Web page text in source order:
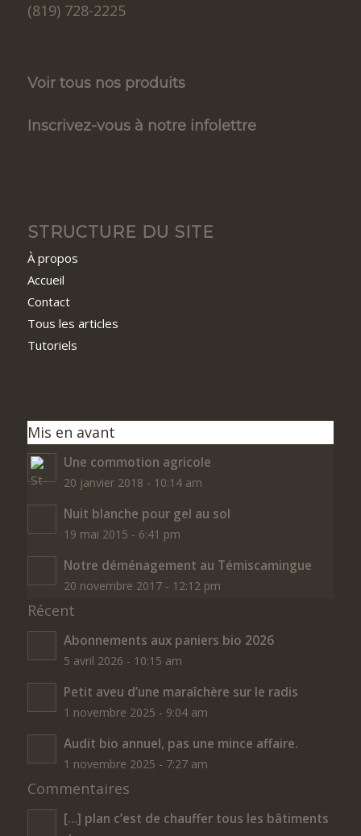
(819) 728-2225
Voir tous nos produits
Inscrivez-vous à notre infolettre
STRUCTURE DU SITE
À propos
Accueil
Contact
Tous les articles
Tutoriels
Mis en avant
Une commotion agricole
20 janvier 2018 - 10:14 am
Nuit blanche pour gel au sol
19 mai 2015 - 6:41 pm
Notre déménagement au Témiscamingue
20 novembre 2017 - 12:12 pm
Récent
Abonnements aux paniers bio 2026
5 avril 2026 - 10:15 am
Petit aveu d’une maraîchère sur le radis
1 novembre 2025 - 9:04 am
Audit bio annuel, pas une mince affaire.
1 novembre 2025 - 7:27 am
Commentaires
[…] plan c’est de chauffer tous les bâtiments